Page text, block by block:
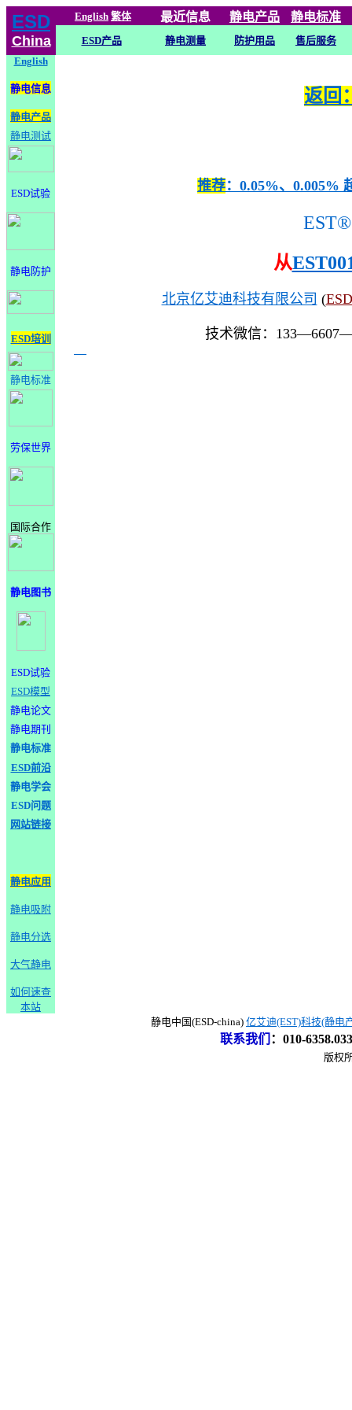
ESD
China
English 繁体 最近信息 静电产品 静电标准
ESD产品 静电测量 防护用品
售后服务
English
静电信息
静电产品
静电测试
ESD试验
静电防护
ESD培训
静电标准
劳保世界
国际合作
静电图书
ESD试验
ESD模型
静电论文
静电期刊
静电标准
ESD前沿
静电学会
ESD问题
网站链接
静电应用
静电吸附
静电分选
大气静电
如何速查
本站
返回
推荐：0.05%、0.005%
EST®
从
北京亿艾迪科技有限公司 (
技术微信：
静电中国(ESD-china) 亿艾迪(EST)科技(静电
联系我们 ： 010-
版权